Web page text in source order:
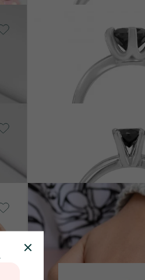
14 Karat Weißgold,
14 Karat Gelbgold,
Lenal
von € 1 069